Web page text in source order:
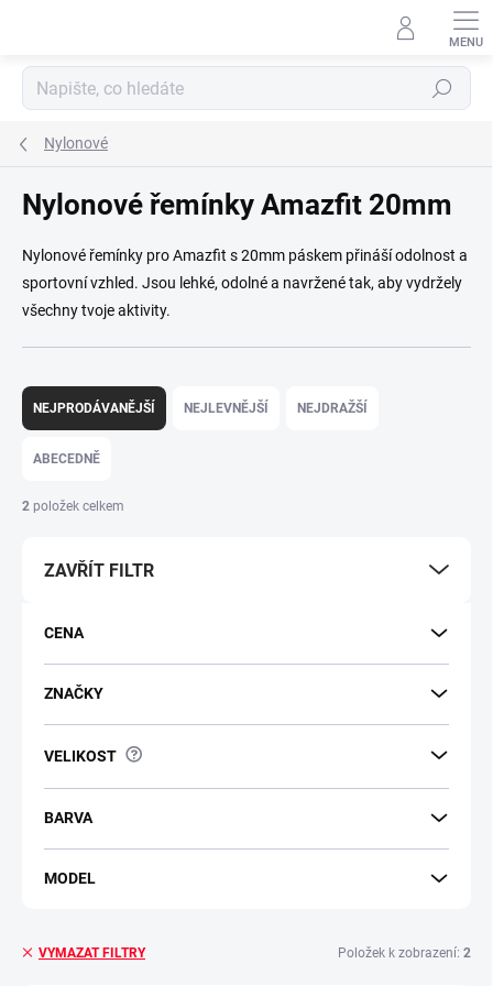
Hledat
Nylonové
Nylonové řemínky Amazfit 20mm
Nylonové řemínky pro Amazfit s 20mm páskem přináší odolnost a
sportovní vzhled. Jsou lehké, odolné a navržené tak, aby vydržely
všechny tvoje aktivity.
Řazení produktů
NEJPRODÁVANĚJŠÍ NEJLEVNĚJŠÍ NEJDRAŽŠÍ
ABECEDNĚ
2 položek celkem
ZAVŘÍT FILTR
CENA
ZNAČKY
VELIKOST ?
BARVA
MODEL
VYMAZAT FILTRY Položek k zobrazení: 2